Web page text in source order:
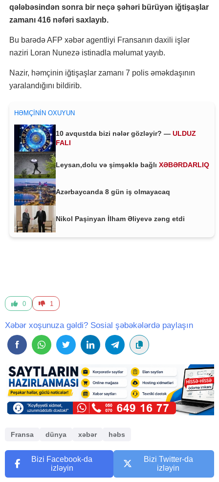
qələbəsindən sonra bir neçə şəhəri bürüyən iğtişaşlar
zamanı 416 nəfəri saxlayıb.
Bu barədə AFP xəbər agentliyi Fransanın daxili işlər
naziri Loran Nunezə istinadla məlumat yayıb.
Nazir, həmçinin iğtişaşlar zamanı 7 polis əməkdaşının
yaralandığını bildirib.
HƏMÇININ OXUYUN
10 avqustda bizi nələr gözləyir? — ULDUZ
FALI
Leysan,dolu və şimşəklə bağlı XƏBƏRDARLIQ
Azərbaycanda 8 gün iş olmayacaq
Nikol Paşinyan İlham Əliyevə zəng etdi
0 1
Xəbər xoşunuza gəldi? Sosial şəbəkələrdə paylaşın
Fransa dünya xəbər həbs
Bizi Facebook-da
izləyin
Bizi Twitter-da
izləyin